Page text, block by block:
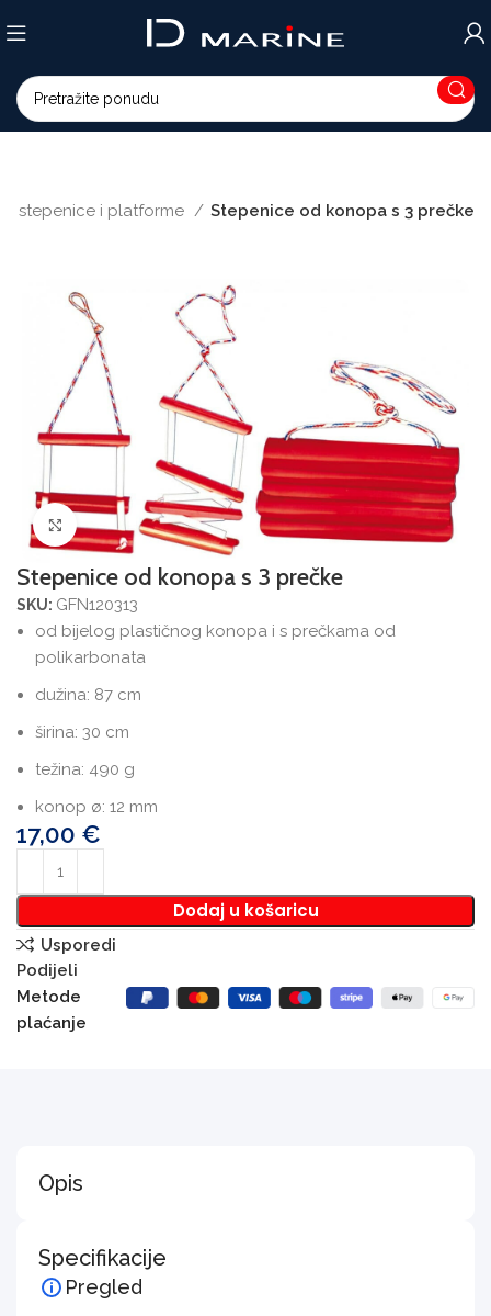
stepenice i platforme Stepenice od konopa s 3 prečke
Povećajte sliku
Stepenice od konopa s 3 prečke
SKU: GFN120313
od bijelog plastičnog konopa i s prečkama od
polikarbonata
dužina: 87 cm
širina: 30 cm
težina: 490 g
konop ø: 12 mm
17,00 €
Dodaj u košaricu
Usporedi
Podijeli
Metode
plaćanje
Opis
Specifikacije
Pregled